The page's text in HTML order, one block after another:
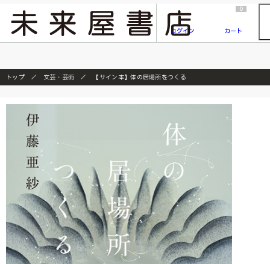
『ONE PIECE magazine 021 ONE PIECEカード付き同梱版』発売延期のご案内
ログイン
0
カート
トップ 文芸・芸術 【サイン本】体の居場所をつくる